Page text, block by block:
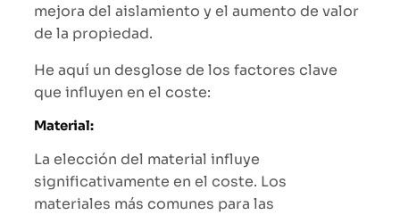
mejora del aislamiento y el aumento de valor
de la propiedad.
He aquí un desglose de los factores clave
que influyen en el coste:
Material:
La elección del material influye
significativamente en el coste. Los
materiales más comunes para las